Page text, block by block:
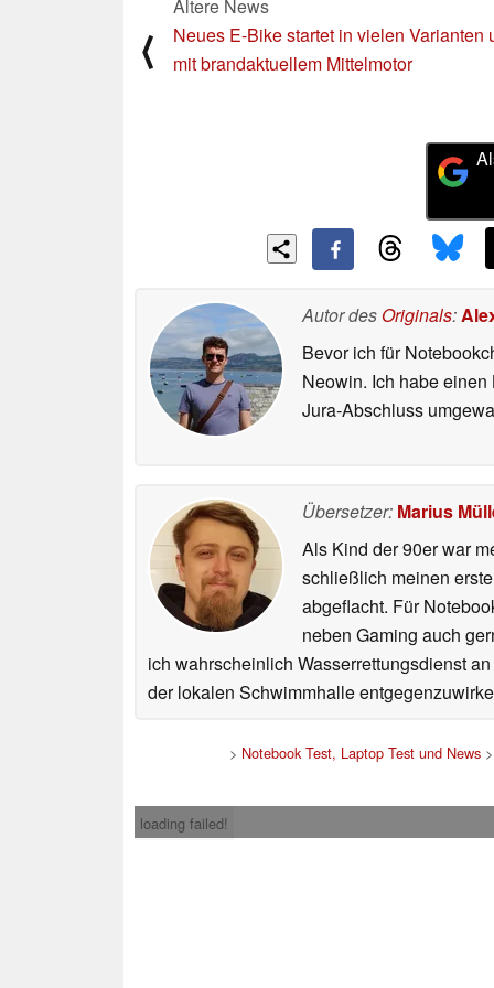
⟨
Ältere News
Neues E-Bike startet in vielen Varianten
mit brandaktuellem Mittelmotor
Autor des Originals:
Bevor ich für
Neowin. Ich habe
Jura-Abschluss
Übersetzer: Marius
Als Kind der 90er war
schließlich meinen
abgeflacht. Für
neben Gaming auch
ich wahrscheinlich Wasserrettungsdienst
der lokalen Schwimmhalle
> Notebook Test, Laptop Test und News>
loading failed!